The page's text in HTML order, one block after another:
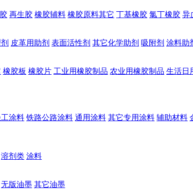
再生胶 橡胶辅料 橡胶原料其它 丁基橡胶 氯丁橡胶 异
皮革用助剂 表面活性剂 其它化学助剂 吸附剂 涂料助
橡胶板 橡胶片 工业用橡胶制品 农业用橡胶制品 生活日
涂料 铁路公路涂料 通用涂料 其它专用涂料 辅助材料
溶剂类 涂料
无版油墨 其它油墨